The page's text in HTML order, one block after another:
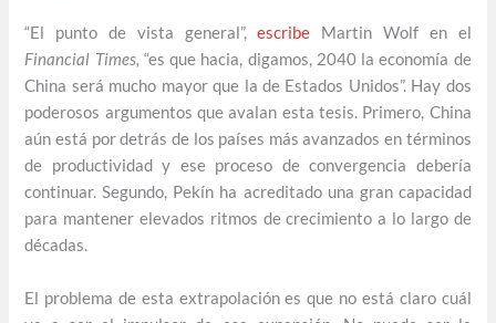
“El punto de vista general”,escribe Martin Wolf en el
Financial Times, “es que hacia, digamos, 2040 la economía de
China será mucho mayor que la de Estados Unidos”. Hay dos
poderosos argumentos que avalan esta tesis. Primero, China
aún está por detrás de los países más avanzados en términos
de productividad y ese proceso de convergencia debería
continuar. Segundo, Pekín ha acreditado una gran capacidad
para mantener elevados ritmos de crecimiento a lo largo de
décadas.
El problema de esta extrapolación es que no está claro cuál